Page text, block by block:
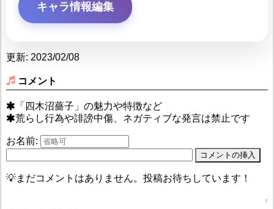
キャラ情報編集
更新: 2023/02/08
コメント
「四木沼薔子」の魅力や特徴など
荒らし行為や誹謗中傷、ネガティブな発言は禁止です
お名前:
💡まだコメントはありません。投稿お待ちしています！
↑